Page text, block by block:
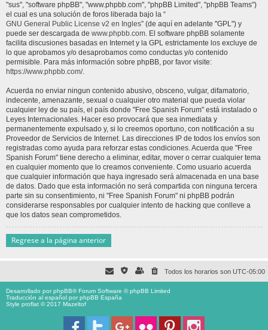
"sus", "software phpBB", "www.phpbb.com", "phpBB Limited", "phpBB Teams")
el cual es una solución de foros liberada bajo la “
GNU General Public License v2 en Ingles” (de aquí en adelante "GPL") y
puede ser descargada de www.phpbb.com. El software phpBB solamente
facilita discusiones basadas en Internet y la GPL estrictamente los excluye de
lo que aprobamos y/o desaprobamos como conductas y/o contenido
permisible. Para más información sobre phpBB, por favor visite:
https://www.phpbb.com/.
Acuerda no enviar ningun contenido abusivo, obsceno, vulgar, difamatorio,
indecente, amenazante, sexual o cualquier otro material que pueda violar
cualquier ley de su país, el país donde "Free Spanish Forum" está instalado o
Leyes Internacionales. Hacer eso provocará que sea inmediata y
permanentemente expulsado y, si lo creemos oportuno, con notificación a su
Proveedor de Servicios de Internet. Las direcciones IP de todos los envíos son
registradas como ayuda para reforzar estas condiciones. Acuerda que "Free
Spanish Forum" tiene derecho a eliminar, editar, mover o cerrar cualquier tema
en cualquier momento que lo creamos conveniente. Como usuario acuerda
que cualquier información que haya ingresado será almacenada en una base
de datos. Dado que esta información no será compartida con ninguna tercera
parte sin su consentimiento, ni "Free Spanish Forum" ni phpBB podrán
considerarse responsables por cualquier intento de hacking que conlleve a
que los datos sean comprometidos.
Regrese a la página anterior
Todos los horarios son UTC-05:00
Desarrollado porphpBB® Forum Software © phpBB Limited
Traducción al español porphpBB España
Style proflat © 2017 Mazeltof